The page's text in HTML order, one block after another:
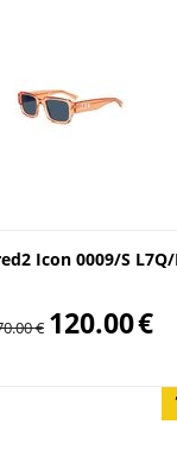
Icon 0009/S L7Q/
€ 120.00€